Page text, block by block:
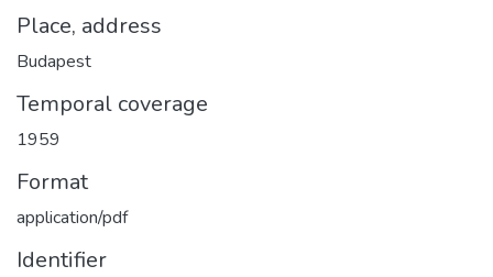
Place, address
Budapest
Temporal coverage
1959
Format
application/pdf
Identifier